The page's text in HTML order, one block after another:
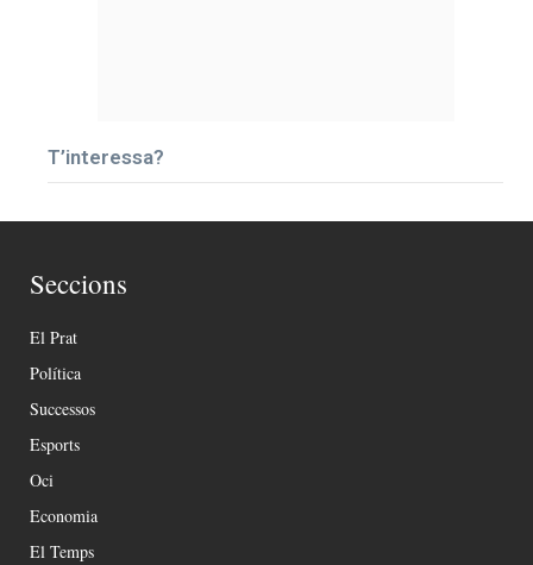
T’interessa?
Seccions
El Prat
Política
Successos
Esports
Oci
Economia
El Temps